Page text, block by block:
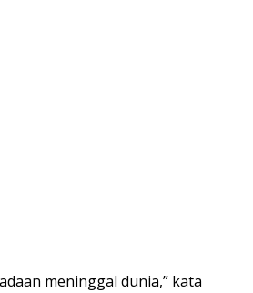
meninggal dunia,” kata